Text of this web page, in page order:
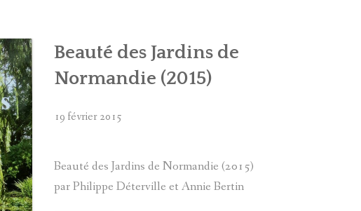
Beauté des Jardins de
Normandie (2015)
19 février 2015
Beauté des Jardins de Normandie (2015)
par Philippe Déterville et Annie Bertin